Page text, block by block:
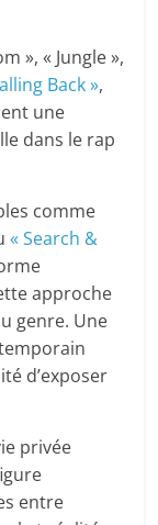
», « Jungle »,
Back »,
une
dans le rap
comme
« Search &
approche
genre. Une
d’exposer
privée
entre